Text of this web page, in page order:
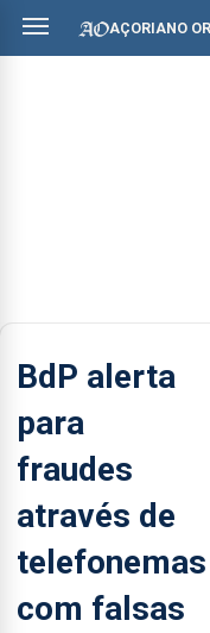
AÇORIANO
BdP alerta
para
fraudes
através de
telefonemas
com falsas